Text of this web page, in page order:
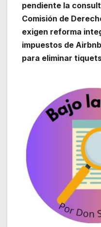
pendiente la
Comisión de
exigen reforma
impuestos de
para eliminar